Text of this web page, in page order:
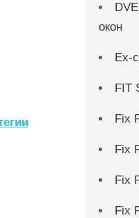
окон
Ex-
FIT
Fix
Fix
Fix
Fix